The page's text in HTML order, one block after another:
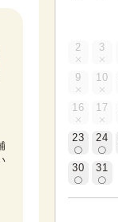
2 3
9 10
16 17
23 24
30 31